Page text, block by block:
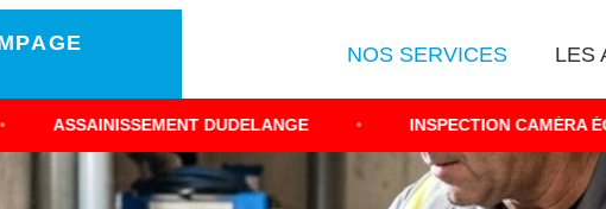
NOS SERVICES LES
DUDELANGE • INSPECTION CAMÉRA ÉGOUTS 3410